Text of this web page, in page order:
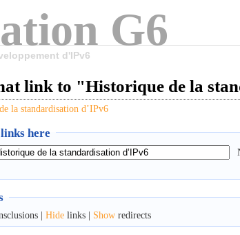
G6
d'IPv6
link to "Historique de la
la standardisation d’IPv6
here
| Hidelinks | Showredirects